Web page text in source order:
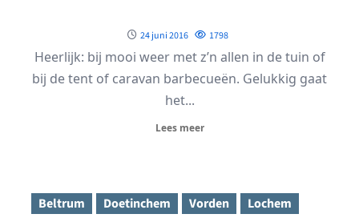
24 juni 2016 1798
Heerlijk: bij mooi weer met z’n allen in de tuin of
bij de tent of caravan barbecueën. Gelukkig gaat
het...
Lees meer
Beltrum Doetinchem Vorden
Lochem